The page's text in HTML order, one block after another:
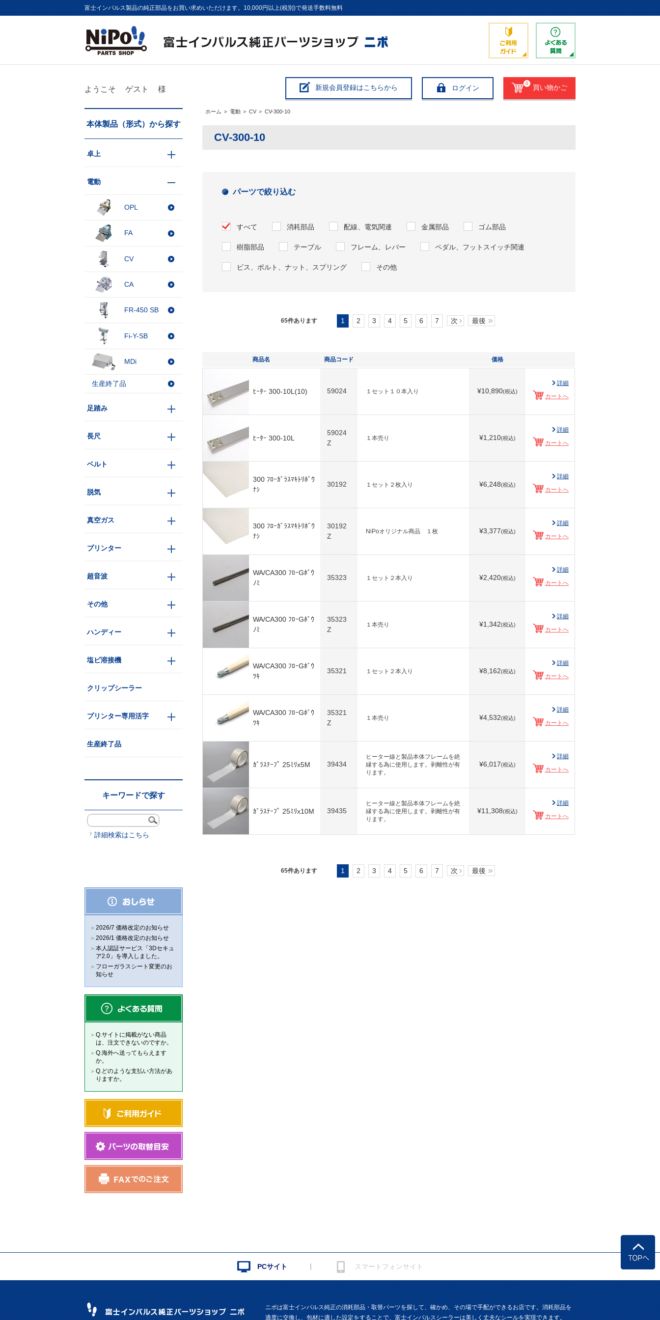
富士インパルス製品の純正部品をお買い求めいただけます。10,000円以上(税別)で発送手数料無料
ようこそ ゲスト 様 新規会員登録はこちらから ログイン
0
買い物かご
ホーム > 電動 > CV > CV-300-10
CV-300-10
パーツで絞り込む
すべて 消耗部品 配線、電気関連 金属部品 ゴム部品
樹脂部品 テーブル フレーム、レバー ペダル、フットスイッチ関連
ビス、ボルト、ナット、スプリング その他
65件あります 1 2 3 4 5 6 7 次 最後
商品名 商品コード 価格
ﾋｰﾀｰ 300-10L(10) 59024 １セット１０本入り ¥10,890(税込)
詳細
カートへ
ﾋｰﾀｰ 300-10L
59024
Z
１本売り ¥1,210(税込)
詳細
カートへ
300 ﾌﾛｰｶﾞﾗｽﾏｷﾄﾘﾎﾞｳ
ﾅｼ
30192 １セット２枚入り ¥6,248(税込)
詳細
カートへ
300 ﾌﾛｰｶﾞﾗｽﾏｷﾄﾘﾎﾞｳ
ﾅｼ
30192
Z
NiPoオリジナル商品 １枚 ¥3,377(税込)
詳細
カートへ
WA/CA300 ﾌﾛｰGﾎﾞｳ
ﾉﾐ
35323 １セット２本入り ¥2,420(税込)
詳細
カートへ
WA/CA300 ﾌﾛｰGﾎﾞｳ
ﾉﾐ
35323
Z
１本売り ¥1,342(税込)
詳細
カートへ
WA/CA300 ﾌﾛｰGﾎﾞｳ
ﾂｷ
35321 １セット２本入り ¥8,162(税込)
詳細
カートへ
WA/CA300 ﾌﾛｰGﾎﾞｳ
ﾂｷ
35321
Z
１本売り ¥4,532(税込)
詳細
カートへ
ｶﾞﾗｽﾃｰﾌﾟ 25ﾐﾘx5M 39434
ヒーター線と製品本体フレームを絶
縁する為に使用します。剥離性が有
ります。
¥6,017(税込)
詳細
カートへ
ｶﾞﾗｽﾃｰﾌﾟ 25ﾐﾘx10M 39435
ヒーター線と製品本体フレームを絶
縁する為に使用します。剥離性が有
ります。
¥11,308(税込)
詳細
カートへ
65件あります 1 2 3 4 5 6 7 次 最後
本体製品（形式）から探す
卓上
電動
OPL
FA
CV
CA
FR-450 SB
Fi-Y-SB
MDi
生産終了品
足踏み
長尺
ベルト
脱気
真空ガス
プリンター
超音波
その他
ハンディー
塩ビ溶接機
クリップシーラー
プリンター専用活字
生産終了品
キーワードで探す
詳細検索はこちら
2026/7 価格改定のお知らせ
2026/1 価格改定のお知らせ
本人認証サービス「3Dセキュ
ア2.0」を導入しました。
フローガラスシート変更のお
知らせ
Q.サイトに掲載がない商品
は、注文できないのですか。
Q.海外へ送ってもらえます
か。
Q.どのような支払い方法があ
りますか。
PCサイト | スマートフォンサイト
ニポは富士インパルス純正の消耗部品・取替パーツを探して、確かめ、その場で手配ができるお店です。消耗部品を
適度に交換し、包材に適した設定をすることで、富士インパルスシーラーは美しく丈夫なシールを実現できます。